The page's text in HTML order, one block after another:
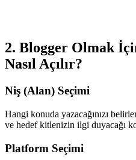
2. Blogger Olmak
Nasıl Açılır?
Niş (Alan) Seçimi
Hangi konuda yazacağınızı
ve hedef kitlenizin ilgi duyacağı
Platform Seçimi